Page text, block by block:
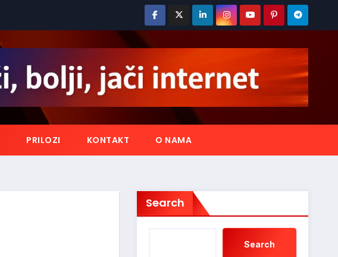
PRILOZI KONTAKT O NAMA
Search
Search